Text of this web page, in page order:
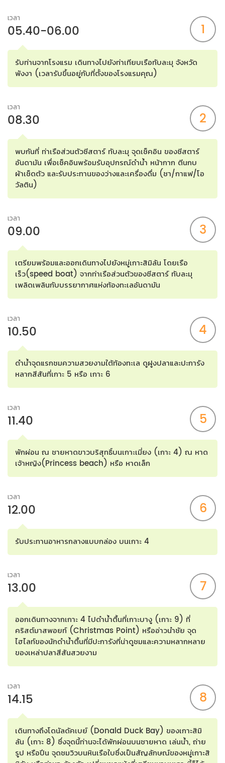
เวลา
05.40-06.00 1
รับท่านจากโรงแรม เดินทางไปยังท่าเทียบเรือทับละมุ จังหวัด
พังงา (เวลารับขึ้นอยู่กับที่ตั้งของโรงแรมคุณ)
เวลา
08.30 2
พบกันที่ ท่าเรือส่วนตัวซีสตาร์ ทับละมุ จุดเช็คอิน ของซีสตาร์
อันดามัน เพื่อเช็คอินพร้อมรับอุปกรณ์ดำน้ำ หน้ากาก ตีนกบ
ผ้าเช็ดตัว และรับประทานของว่างและเครื่องดื่ม (ชา/กาแฟ/โอ
วัลติน)
เวลา
09.00 3
เตรียมพร้อมและออกเดินทางไปยังหมู่เกาะสิมิลัน โดยเรือ
เร็ว(speed boat) จากท่าเรือส่วนตัวของซีสตาร์ ทับละมุ
เพลิดเพลินกับบรรยากาศแห่งท้องทะเลอันดามัน
เวลา
10.50 4
ดำน้ำจุดแรกชมความสวยงามใต้ท้องทะเล ดูฝูงปลาและปะการัง
หลากสีสันที่เกาะ 5 หรือ เกาะ 6
เวลา
11.40 5
พักผ่อน ณ ชายหาดขาวบริสุทธิ์บนเกาะเมี่ยง (เกาะ 4) ณ หาด
เจ้าหญิง(Princess beach) หรือ หาดเล็ก
เวลา
12.00 6
รับประทานอาหารกลางแบบกล่อง บนเกาะ 4
เวลา
13.00 7
ออกเดินทางจากเกาะ 4 ไปดำน้ำตื้นที่เกาะบางู (เกาะ 9) ที่
คริสต์มาสพอยท์ (Christmas Point) หรืออ่าวนำชัย จุด
ไฮไลท์ของนักดำน้ำตื้นที่มีปะการังที่น่าดูชมและความหลากหลาย
ของเหล่าปลาสีสันสวยงาม
เวลา
14.15 8
เดินทางถึงโดนัลดัคเบย์ (Donald Duck Bay) ของเกาะสิมิ
ลัน (เกาะ 8) ซึ่งจุดนี้ท่านจะได้พักผ่อนบนชายหาด เล่นน้ำ, ถ่าย
รูป หรือปีน จุดชมวิวบนหินเรือใบซึ่งเป็นสัญลักษณ์ของหมู่เกาะสิ